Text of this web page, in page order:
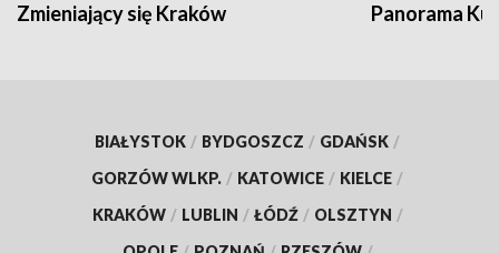
Zmieniający się Kraków Panorama
BIAŁYSTOK / BYDGOSZCZ / GDAŃSK /
GORZÓW WLKP. / KATOWICE / KIELCE /
KRAKÓW / LUBLIN / ŁÓDŹ / OLSZTYN /